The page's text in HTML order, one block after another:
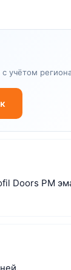
с учётом
Doors PM